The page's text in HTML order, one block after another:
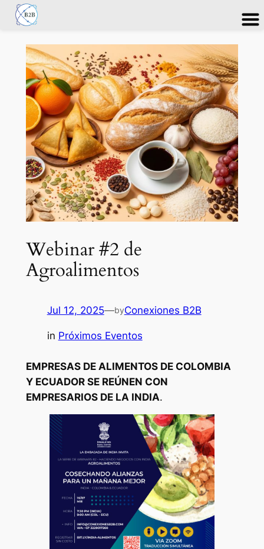
Saltar
contenido
Webinar #2 de
Agroalimentos
Jul 12, 2025—byConexiones B2B
in Próximos Eventos
EMPRESAS DE ALIMENTOS DE COLOMBIA
Y ECUADOR SE REÚNEN CON
EMPRESARIOS DE LA INDIA.